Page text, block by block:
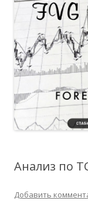
Анализ по
Добавить